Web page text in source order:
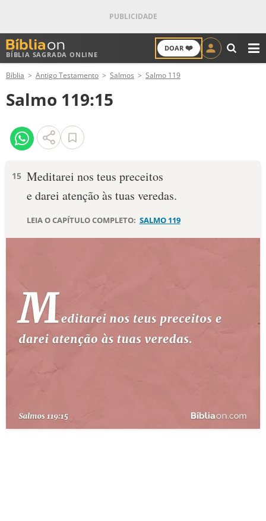
BÍBLIA SAGRADA ONLINE
DOAR ❤️
ANTIGO TESTAMENTO
NOVO TESTAMENTO
VERSÍCULOS
PALAVRA DO DIA
10 MANDAMENTOS
ESTUDOS BÍBLICOS
ESBOÇOS DE PREGAÇÃO
PERGUNTE À BÍBLIA
Bíblia Antigo Testamento Salmos Salmo 119
Salmo 119:15
15 Meditarei nos teus preceitos
e darei atenção às tuas veredas.
LEIA O CAPÍTULO COMPLETO: SALMO 119